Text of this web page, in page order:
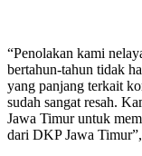
“Penolakan kami
bertahun-tahun tidak
yang panjang terkait
sudah sangat resah.
Jawa Timur untuk
dari DKP Jawa